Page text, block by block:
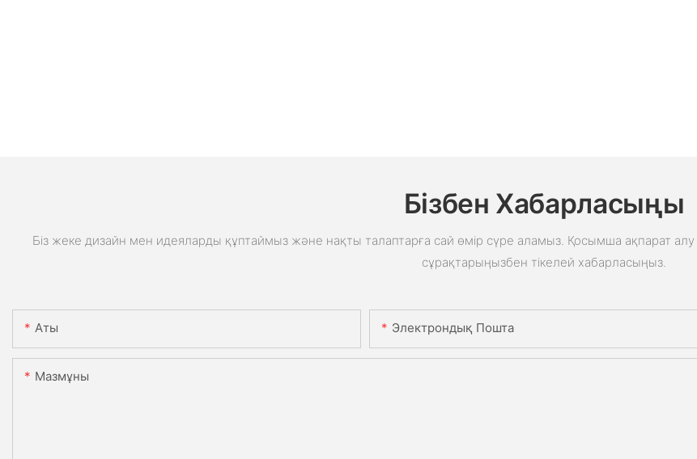
Бізбен Хабарласыңы
Біз жеке дизайн мен идеяларды құптаймыз және нақты талаптарға сай өмір сүре аламыз. Қосымша ақпарат алу
сұрақтарыңызбен тікелей хабарласыңыз.
Аты Электрондық Пошта
Мазмұны